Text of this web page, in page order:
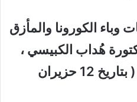
وباء الكورونا والمأزق
هُداب الكبيسي ،
عضو اللجنة الاقتصادية ( بتاريخ 12 حزيران